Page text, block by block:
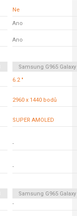
Ne
Ano
Ano
Samsung G965 Galaxy
6.2 "
2960 x 1440 bodů
SUPER AMOLED
-
-
Samsung G965 Galaxy
-